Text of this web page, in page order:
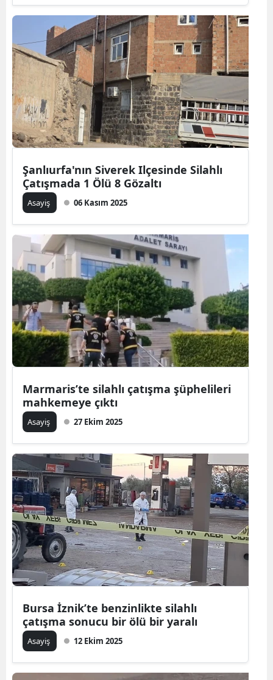
Şanlıurfa'nın Siverek Ilçesinde Silahlı
Çatışmada 1 Ölü 8 Gözaltı
Asayiş 06 Kasım 2025
Marmaris’te silahlı çatışma şüphelileri
mahkemeye çıktı
Asayiş 27 Ekim 2025
Bursa İznik’te benzinlikte silahlı
çatışma sonucu bir ölü bir yaralı
Asayiş 12 Ekim 2025